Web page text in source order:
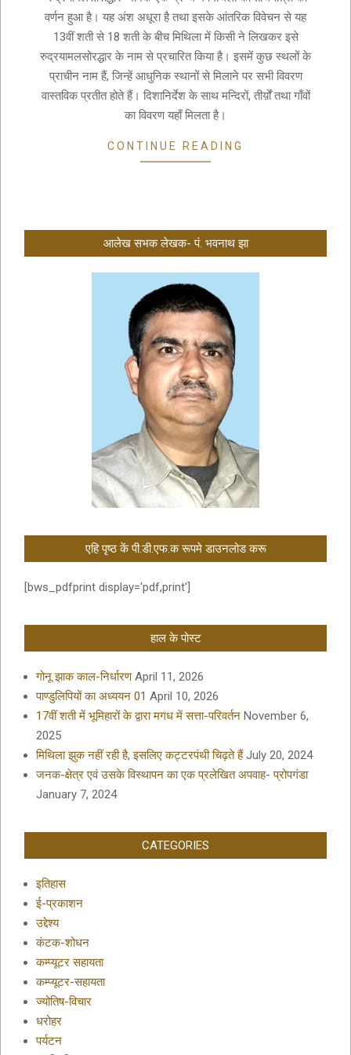
वर्णन हुआ है। यह अंश अधूरा है तथा इसके आंतरिक विवेचन से यह
13वीं शती से 18 शती के बीच मिथिला में किसी ने लिखकर इसे
रुद्रयामलसोरद्धार के नाम से प्रचारित किया है। इसमें कुछ स्थलों के
प्राचीन नाम हैं, जिन्हें आधुनिक स्थानों से मिलाने पर सभी विवरण
वास्तविक प्रतीत होते हैं। दिशानिर्देश के साथ मन्दिरों, तीर्य़ों तथा गाँवों
का विवरण यहाँ मिलता है।
CONTINUE READING
आलेख सभक लेखक- पं. भवनाथ झा
एहि पृष्ठ कें पी.डी.एफ.क रूपमे डाउनलोड करू
[bws_pdfprint display='pdf,print']
हाल के पोस्ट
गोनू झाक काल-निर्धारण April 11, 2026
पाण्डुलिपियों का अध्ययन 01 April 10, 2026
17वीं शती में भूमिहारों के द्वारा मगध में सत्ता-परिवर्तन November 6,
2025
मिथिला झुक नहीं रही है, इसलिए कट्टरपंथी चिढ़ते हैं July 20, 2024
जनक-क्षेत्र एवं उसके विस्थापन का एक प्रलेखित अपवाह- प्रोपगंडा
January 7, 2024
CATEGORIES
इतिहास
ई-प्रकाशन
उद्देश्य
कंटक-शोधन
कम्प्यूटर सहायता
कम्प्यूटर-सहायता
ज्योतिष-विचार
धरोहर
पर्यटन